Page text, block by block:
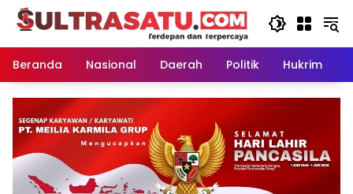
Langsung
Beranda
Nasional Daerah Politik Hukrim